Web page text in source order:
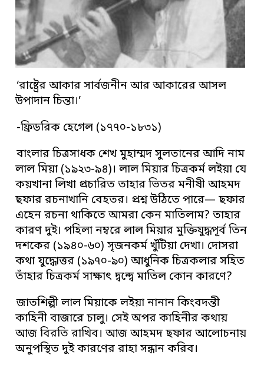
‘রাষ্ট্রের আকার সার্বজনীন আর আকারের আসল
উপাদান চিন্তা।’
-ফ্রিডরিক হেগেল (১৭৭০-১৮৩১)
বাংলার চিত্রসাধক শেখ মুহাম্মদ সুলতানের আদি নাম
লাল মিয়া (১৯২৩-৯৪)। লাল মিয়ার চিত্রকর্ম লইয়া যে
কয়খানা লিখা প্রচারিত তাহার ভিতর মনীষী আহমদ
ছফার রচনাখানি বেহতর। প্রশ্ন উঠিতে পারে— ছফার
এহেন রচনা থাকিতে আমরা কেন মাতিলাম? তাহার
কারণ দুই। পহিলা নম্বরে লাল মিয়ার মুক্তিযুদ্ধপূর্ব তিন
দশকের (১৯৪০-৬০) সৃজনকর্ম খুঁটিয়া দেখা। দোসরা
কথা যুদ্ধোত্তর (১৯৭০-৯০) আধুনিক চিত্রকলার সহিত
তাঁহার চিত্রকর্ম সাক্ষাৎ দ্বন্দ্বে মাতিল কোন কারণে?
জাতশিল্পী লাল মিয়াকে লইয়া নানান কিংবদন্তী
কাহিনী বাজারে চালু। সেই অপর কাহিনীর কথায়
আজ বিরতি রাখিব। আজ আহমদ ছফার আলোচনায়
অনুপস্থিত দুই কারণের রাহা সন্ধান করিব।